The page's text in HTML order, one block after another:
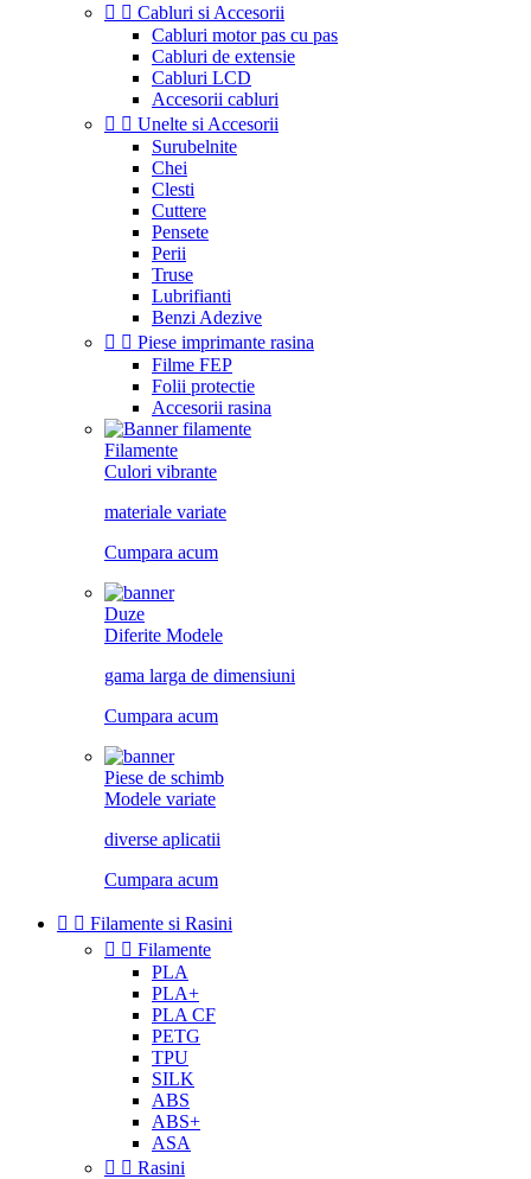
  Cabluri si Accesorii
Cabluri motor pas cu pas
Cabluri de extensie
Cabluri LCD
Accesorii cabluri
  Unelte si Accesorii
Surubelnite
Chei
Clesti
Cuttere
Pensete
Perii
Truse
Lubrifianti
Benzi Adezive
  Piese imprimante rasina
Filme FEP
Folii protectie
Accesorii rasina
Filamente
Culori vibrante
materiale variate
Cumpara acum
Duze
Diferite Modele
gama larga de dimensiuni
Cumpara acum
Piese de schimb
Modele variate
diverse aplicatii
Cumpara acum
  Filamente si Rasini
  Filamente
PLA
PLA+
PLA CF
PETG
TPU
SILK
ABS
ABS+
ASA
  Rasini